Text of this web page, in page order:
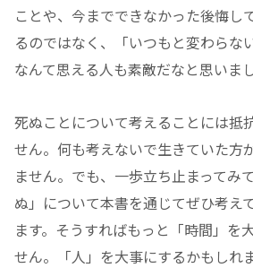
ことや、今までできなかった後悔し
るのではなく、「いつもと変わらな
なんて思える人も素敵だなと思いまし
死ぬことについて考えることには抵
せん。何も考えないで生きていた方
ません。でも、一歩立ち止まってみ
ぬ」について本書を通じてぜひ考え
ます。そうすればもっと「時間」を
せん。「人」を大事にするかもしれ